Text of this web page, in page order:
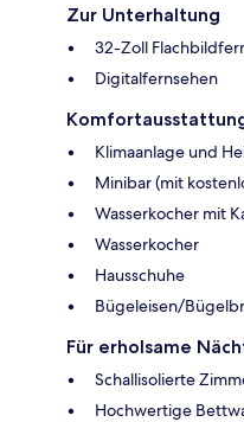
Zur Unterhaltung
32-Zoll
Digitalfernsehen
Klimaanlage und
Minibar (mit
Wasserkocher mit
Wasserkocher
Hausschuhe
Bügeleisen/
Für erholsame
Schallisolierte
Hochwertige